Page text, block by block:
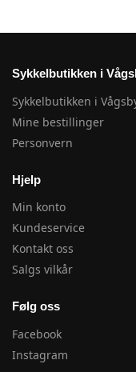
Sykkelbutikken i
Sykkelbutikken i
Mine bestillinger
Personvern
Hjelp
Min konto
Kundeservice
Kontakt oss
Salgs vilkår
Følg oss
Facebook
Instagram